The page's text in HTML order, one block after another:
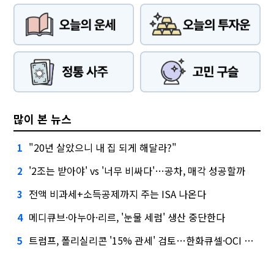
많이 본 뉴스
1 "20년 살았으니 내 집 되게 해달라?"
2 '2조는 받아야' vs '너무 비싸다'…공차, 매각 성공할까
3 전액 비과세+소득공제까지 주는 ISA 나온다
4 메디큐브·아누아·리르, '눈물 세럼' 생산 중단한다
5 트럼프, 폴리실리콘 '15% 관세' 검토…한화큐셀·OCI 영향은?